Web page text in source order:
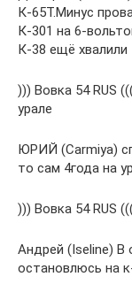
К-65Т.Минус
К-301 на 6-
К-38 ещё
))) Вовка 54 RUS
урале
ЮРИЙ (Carmiya)
то сам 4года на
))) Вовка 54 RUS
Андрей (Iseline) В
остановлюсь на